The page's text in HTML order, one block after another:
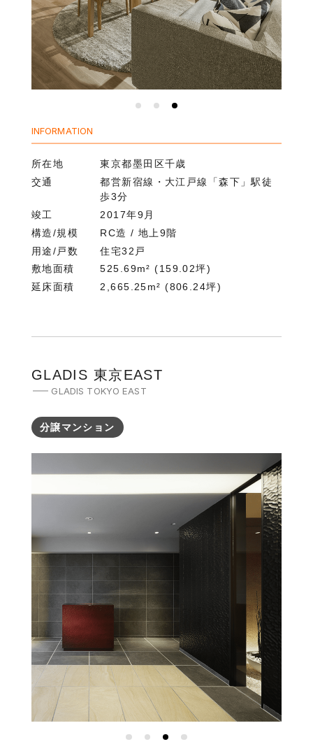
INFORMATION
所在地
東京都墨田区千歳
交通
都営新宿線・大江戸線「森下」駅徒
歩3分
竣工
2017年9月
構造/規模
RC造 / 地上9階
用途/戸数
住宅32戸
敷地面積
525.69m² (159.02坪)
延床面積
2,665.25m² (806.24坪)
GLADIS 東京EAST
GLADIS TOKYO EAST
分譲マンション